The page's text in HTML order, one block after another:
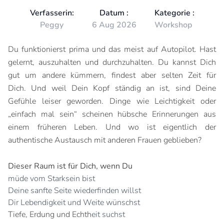
Verfasserin:
Peggy
Datum :
6 Aug 2026
Kategorie :
Workshop
Du funktionierst prima und das meist auf Autopilot. Hast
gelernt, auszuhalten und durchzuhalten. Du kannst Dich
gut um andere kümmern, findest aber selten Zeit für
Dich. Und weil Dein Kopf ständig an ist, sind Deine
Gefühle leiser geworden. Dinge wie Leichtigkeit oder
„einfach mal sein“ scheinen hübsche Erinnerungen aus
einem früheren Leben. Und wo ist eigentlich der
authentische Austausch mit anderen Frauen geblieben?
Dieser Raum ist für Dich, wenn Du
müde vom Starksein bist
Deine sanfte Seite wiederfinden willst
Dir Lebendigkeit und Weite wünschst
Tiefe, Erdung und Echtheit suchst